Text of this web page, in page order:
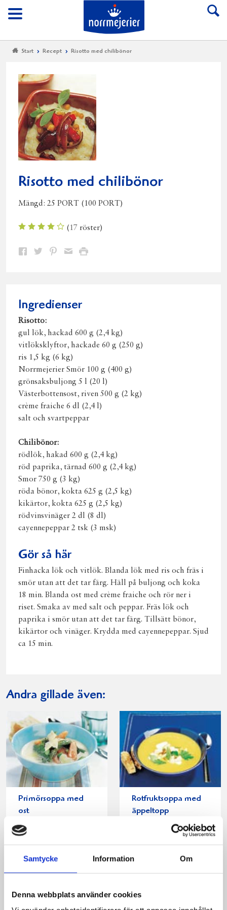
Samtycke Information Om
Denna webbplats använder cookies
Meny
Till Norrmejerier
Start Recept Risotto med chilibönor
Risotto med chilibönor
Mängd: 25 PORT (100 PORT)
(17 röster)
Dela Dela Dela DelaSkriv
Ingredienser
Risotto:
gul lök, hackad 600 g (2,4 kg)
vitlöksklyftor, hackade 60 g (250 g)
ris 1,5 kg (6 kg)
Norrmejerier Smör 100 g (400 g)
grönsaksbuljong 5 l (20 l)
Västerbottensost, riven 500 g (2 kg)
crème fraiche 6 dl (2,4 l)
salt och svartpeppar
Chilibönor:
rödlök, hakad 600 g (2,4 kg)
röd paprika, tärnad 600 g (2,4 kg)
Smor 750 g (3 kg)
röda bönor, kokta 625 g (2,5 kg)
kikärtor, kokta 625 g (2,5 kg)
rödvinsvinäger 2 dl (8 dl)
cayennepeppar 2 tsk (3 msk)
Gör så här
Finhacka lök och vitlök. Blanda lök med ris och fräs i
smör utan att det tar färg. Häll på buljong och koka
18 min. Blanda ost med crème fraiche och rör ner i
riset. Smaka av med salt och peppar. Fräs lök och
paprika i smör utan att det tar färg. Tillsätt bönor,
kikärtor och vinäger. Krydda med cayennepeppar. Sjud
ca 15 min.
Andra gillade även:
Primörsoppa med
ost
Rotfruktsoppa med
äppeltopp